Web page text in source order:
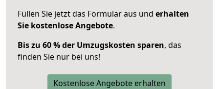
Füllen Sie jetzt das Formular aus und erhalten
Sie kostenlose Angebote.
Bis zu 60 % der Umzugskosten sparen, das
finden Sie nur bei uns!
Kostenlose Angebote erhalten